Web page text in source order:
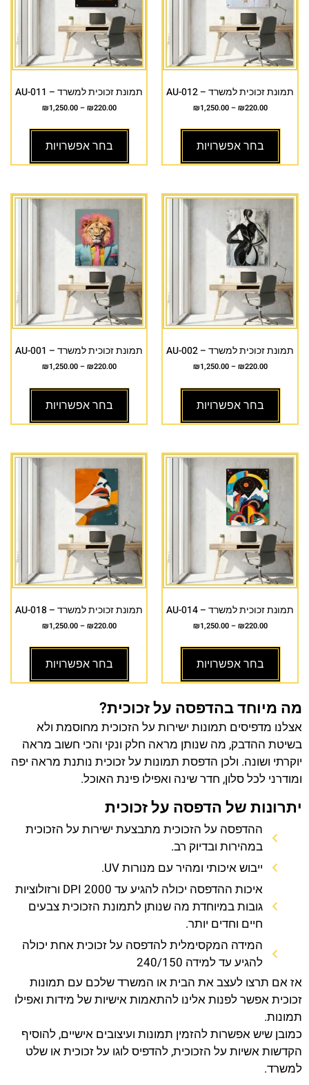
תמונת זכוכית למשרד – AU-012
₪220.00
–
₪1,250.00
בחר אפשרויות
תמונת זכוכית למשרד – AU-011
₪220.00
–
₪1,250.00
בחר אפשרויות
תמונת זכוכית למשרד – AU-002
₪220.00
–
₪1,250.00
בחר אפשרויות
תמונת זכוכית למשרד – AU-001
₪220.00
–
₪1,250.00
בחר אפשרויות
תמונת זכוכית למשרד – AU-014
₪220.00
–
₪1,250.00
בחר אפשרויות
תמונת זכוכית למשרד – AU-018
₪220.00
–
₪1,250.00
בחר אפשרויות
מה מיוחד בהדפסה על זכוכית?
אצלנו מדפיסים תמונות ישירות על הזכוכית מחוסמת ולא
בשיטת ההדבק, מה שנותן מראה חלק ונקי והכי חשוב מראה
יוקרתי ושונה. ולכן הדפסת תמונות על זכוכית נותנת מראה יפה
ומודרני לכל סלון, חדר שינה ואפילו פינת האוכל.
יתרונות של הדפסה על זכוכית
ההדפסה על הזכוכית מתבצעת ישירות על הזכוכית
במהירות ובדיוק רב.
ייבוש איכותי ומהיר עם מנורות UV.
איכות ההדפסה יכולה להגיע עד 2000 DPI ורזולוציות
גובות במיוחדת מה שנותן לתמונת הזכוכית צבעים
חיים וחדים יותר.
המידה המקסימלית להדפסה על זכוכית אחת יכולה
להגיע עד למידה 240/150
אז אם תרצו לעצב את הבית או המשרד שלכם עם תמונות
זכוכית אפשר לפנות אלינו להתאמות אישיות של מידות ואפילו
תמונות.
כמובן שיש אפשרות להזמין תמונות ועיצובים אישיים, להוסיף
הקדשות אשיות על הזכוכית, להדפיס לוגו על זכוכית או שלט
למשרד.